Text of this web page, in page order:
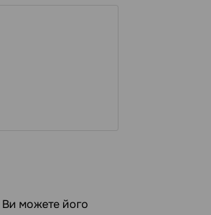
Ви можете його